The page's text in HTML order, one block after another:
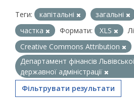
Теги: капітальні загальні
частка
Формати: XLS
Creative Commons Attribution
Департамент фінансів
державної адміністрації
Фільтрувати результати